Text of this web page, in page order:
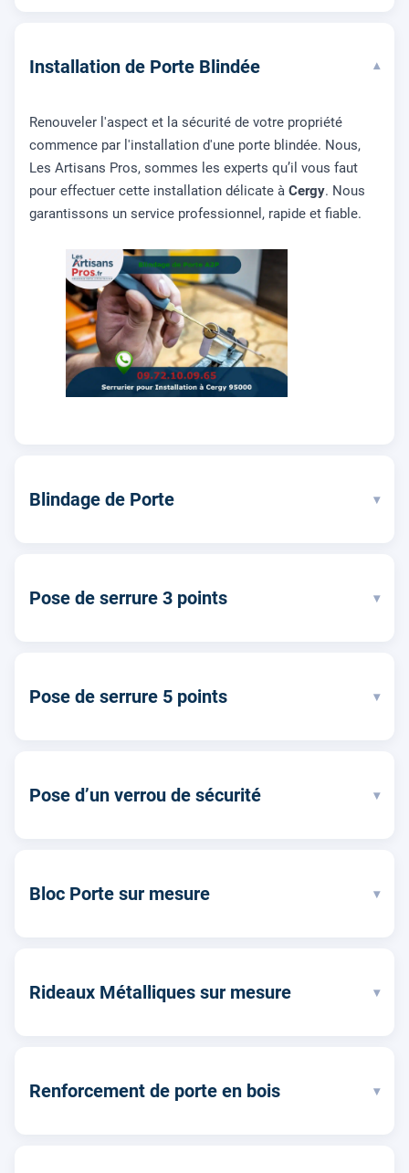
Installation de Porte Blindée ▾
Renouveler l'aspect et la sécurité de votre propriété
commence par l'installation d'une porte blindée. Nous,
Les Artisans Pros, sommes les experts qu’il vous faut
pour effectuer cette installation délicate à Cergy. Nous
garantissons un service professionnel, rapide et fiable.
Blindage de Porte ▾
Pose de serrure 3 points ▾
Pose de serrure 5 points ▾
Pose d’un verrou de sécurité ▾
Bloc Porte sur mesure ▾
Rideaux Métalliques sur mesure ▾
Renforcement de porte en bois ▾